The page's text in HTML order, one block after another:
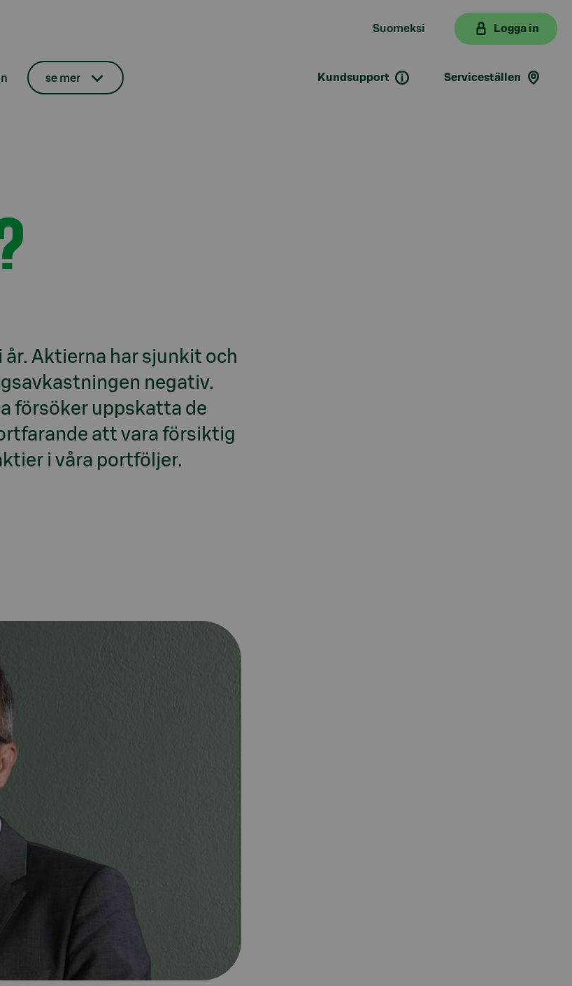
Suomeksi Logga in
se mer Kundsupport Serviceställen
Aktierna har sjunkit och
negativ.
försöker uppskatta de
att vara försiktig
i våra portföljer.